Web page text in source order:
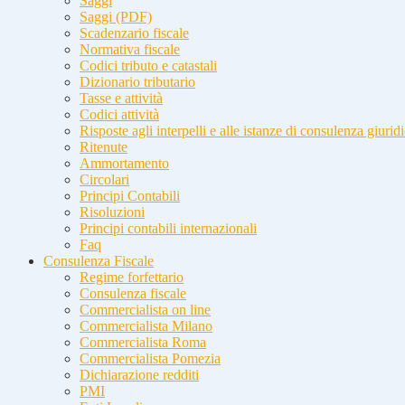
Saggi (PDF)
Scadenzario fiscale
Normativa fiscale
Codici tributo e catastali
Dizionario tributario
Tasse e attività
Codici attività
Risposte agli interpelli e alle istanze di consulenza
Ritenute
Ammortamento
Circolari
Principi Contabili
Risoluzioni
Principi contabili internazionali
Faq
Consulenza Fiscale
Regime forfettario
Consulenza fiscale
Commercialista on line
Commercialista Milano
Commercialista Roma
Commercialista Pomezia
Dichiarazione redditi
PMI